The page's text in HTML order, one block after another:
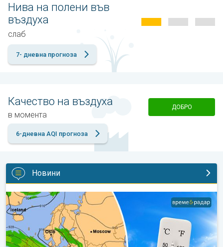
Нива на полени във
въздуха
слаб
7- дневна прогноза
Качество на въздуха
в момента
ДОБРО
6-дневна AQI прогноза
Новини
Горещо време с кратки захлаждания. Дългосрочна